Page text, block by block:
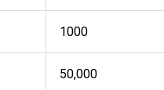
1000
50,000